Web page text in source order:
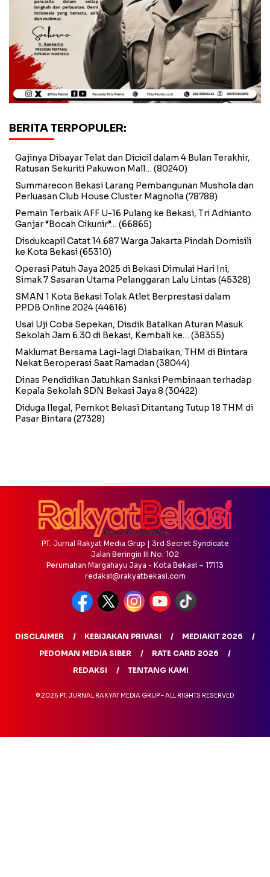
BERITA TERPOPULER:
Gajinya Dibayar Telat dan Dicicil dalam 4 Bulan Terakhir,
Ratusan Sekuriti Pakuwon Mall… (80240)
Summarecon Bekasi Larang Pembangunan Mushola dan
Perluasan Club House Cluster Magnolia (78788)
Pemain Terbaik AFF U-16 Pulang ke Bekasi, Tri Adhianto
Ganjar “Bocah Cikunir”… (66865)
Disdukcapil Catat 14.687 Warga Jakarta Pindah Domisili
ke Kota Bekasi(65310)
Operasi Patuh Jaya 2025 di Bekasi Dimulai Hari Ini,
Simak 7 Sasaran Utama Pelanggaran Lalu Lintas (45328)
SMAN 1 Kota Bekasi Tolak Atlet Berprestasi dalam
PPDB Online 2024(44616)
Usai Uji Coba Sepekan, Disdik Batalkan Aturan Masuk
Sekolah Jam 6.30 di Bekasi, Kembali ke… (38355)
Maklumat Bersama Lagi-lagi Diabaikan, THM di Bintara
Nekat Beroperasi Saat Ramadan (38044)
Dinas Pendidikan Jatuhkan Sanksi Pembinaan terhadap
Kepala Sekolah SDN Bekasi Jaya 8 (30422)
Diduga Ilegal, Pemkot Bekasi Ditantang Tutup 18 THM di
Pasar Bintara (27328)
PT. Jurnal Rakyat Media Grup | 3rd Secret Syndicate
Jalan Beringin III No. 102
Perumahan Margahayu Jaya - Kota Bekasi – 17113
redaksi@rakyatbekasi.com
DISCLAIMER KEBIJAKAN PRIVASI
MEDIAKIT 2026
PEDOMAN MEDIA SIBER
RATE CARD 2026
REDAKSI
TENTANG KAMI
© 2026 PT. JURNAL RAKYAT MEDIA GRUP - ALL RIGHTS RESERVED